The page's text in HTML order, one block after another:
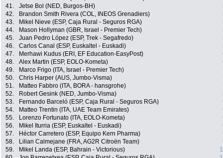
41.
Jetse Bol (NED, Burgos-BH)
42.
Brandon Smith Rivera (COL, INEOS Grenadiers)
43.
Mikel Nieve (ESP, Caja Rural - Seguros RGA)
44.
Mason Hollyman (GBR, Israel - Premier Tech)
45.
Juan Pedro López (ESP, Trek - Segafredo)
46.
Carlos Canal (ESP, Euskaltel - Euskadi)
47.
Merhawi Kudus (ERI, EF Education-EasyPost)
48.
Alex Martin (ESP, EOLO-Kometa)
49.
Marco Frigo (ITA, Israel - Premier Tech)
50.
Chris Harper (AUS, Jumbo-Visma)
51.
Matteo Fabbro (ITA, BORA - hansgrohe)
52.
Robert Gesink (NED, Jumbo-Visma)
53.
Fernando Barceló (ESP, Caja Rural - Seguros RGA)
54.
Matteo Trentin (ITA, UAE Team Emirates)
55.
Lorenzo Fortunato (ITA, EOLO-Kometa)
56.
Mikel Iturria (ESP, Euskaltel - Euskadi)
57.
Héctor Carretero (ESP, Equipo Kern Pharma)
58.
Lilian Calmejane (FRA, AG2R Citroën Team)
59.
Mikel Landa (ESP, Bahrain - Victorious)